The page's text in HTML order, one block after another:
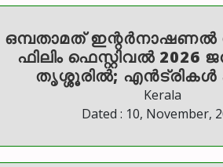
ഒമ്പതാമത്
ഫിലിം ഫെസ്റ്റിവൽ 2026
തൃശ്ശൂരിൽ;
Kerala
Dated : 10, November,